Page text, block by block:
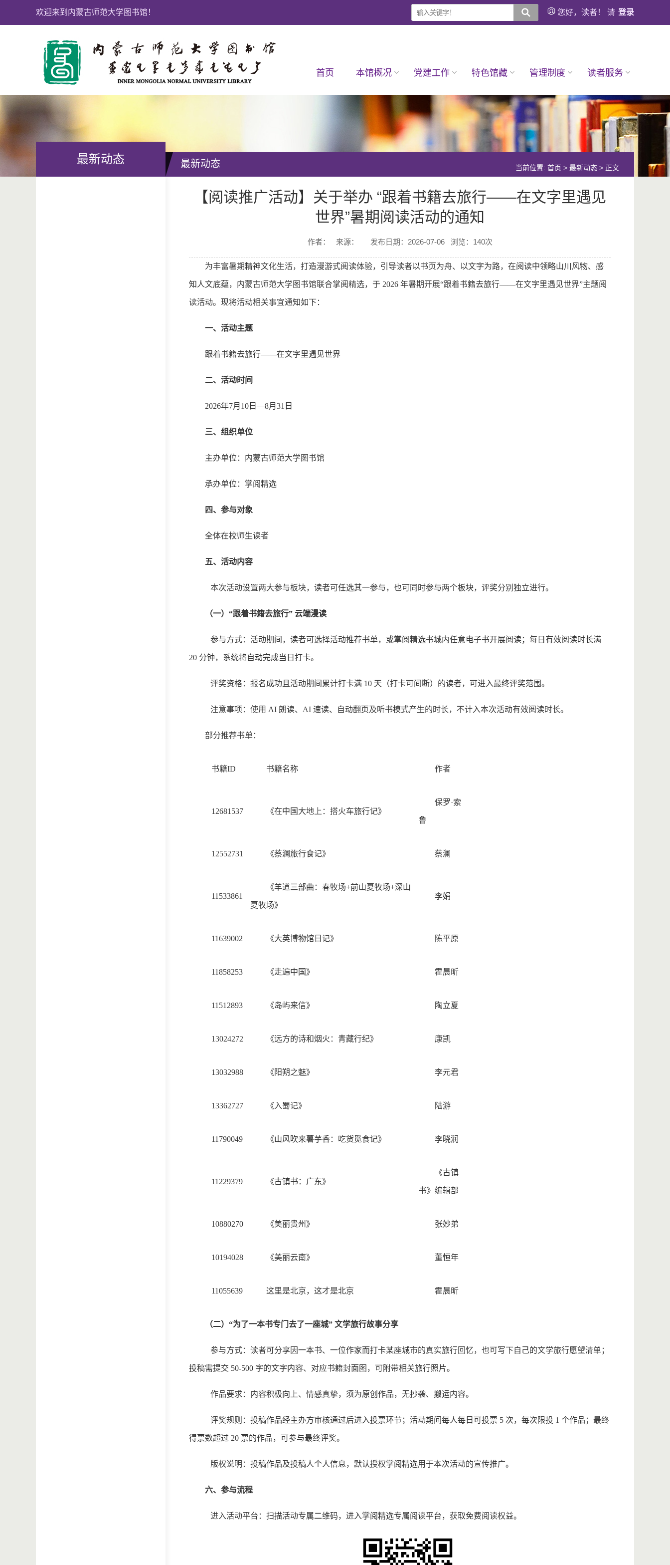
欢迎来到内蒙古师范大学图书馆！ 您好，读者！ 请 登录
首页 本馆概况 党建工作 特色馆藏 管理制度 读者服务
最新动态 最新动态 当前位置: 首页 > 最新动态 > 正文
【阅读推广活动】关于举办 “跟着书籍去旅行——在文字里遇见
世界”暑期阅读活动的通知
作者： 来源： 发布日期：2026-07-06 浏览： 140次
为丰富暑期精神文化生活，打造漫游式阅读体验，引导读者以书页为舟、以文字为路，在阅读中领略山川风物、感
知人文底蕴，内蒙古师范大学图书馆联合掌阅精选，于 2026 年暑期开展“跟着书籍去旅行——在文字里遇见世界”主题阅
读活动。现将活动相关事宜通知如下：
一、活动主题
跟着书籍去旅行——在文字里遇见世界
二、活动时间
2026年7月10日—8月31日
三、组织单位
主办单位：内蒙古师范大学图书馆
承办单位：掌阅精选
四、参与对象
全体在校师生读者
五、活动内容
本次活动设置两大参与板块，读者可任选其一参与，也可同时参与两个板块，评奖分别独立进行。
（一）“跟着书籍去旅行” 云端漫读
参与方式：活动期间，读者可选择活动推荐书单，或掌阅精选书城内任意电子书开展阅读；每日有效阅读时长满
20 分钟，系统将自动完成当日打卡。
评奖资格：报名成功且活动期间累计打卡满 10 天（打卡可间断）的读者，可进入最终评奖范围。
注意事项：使用 AI 朗读、AI 速读、自动翻页及听书模式产生的时长，不计入本次活动有效阅读时长。
部分推荐书单：
书籍ID 书籍名称 作者
12681537 《在中国大地上：搭火车旅行记》
保罗·索
鲁
12552731 《蔡澜旅行食记》 蔡澜
11533861
《羊道三部曲：春牧场+前山夏牧场+深山
夏牧场》
李娟
11639002 《大英博物馆日记》 陈平原
11858253 《走遍中国》 霍晨昕
11512893 《岛屿来信》 陶立夏
13024272 《远方的诗和烟火：青藏行纪》 康凯
13032988 《阳朔之魅》 李元君
13362727 《入蜀记》 陆游
11790049 《山风吹来薯芋香：吃货觅食记》 李晓润
11229379 《古镇书：广东》
《古镇
书》编辑部
10880270 《美丽贵州》 张妙弟
10194028 《美丽云南》 董恒年
11055639 这里是北京，这才是北京 霍晨昕
（二）“为了一本书专门去了一座城” 文学旅行故事分享
参与方式：读者可分享因一本书、一位作家而打卡某座城市的真实旅行回忆，也可写下自己的文学旅行愿望清单；
投稿需提交 50-500 字的文字内容、对应书籍封面图，可附带相关旅行照片。
作品要求：内容积极向上、情感真挚，须为原创作品，无抄袭、搬运内容。
评奖规则：投稿作品经主办方审核通过后进入投票环节；活动期间每人每日可投票 5 次，每次限投 1 个作品；最终
得票数超过 20 票的作品，可参与最终评奖。
版权说明：投稿作品及投稿人个人信息，默认授权掌阅精选用于本次活动的宣传推广。
六、参与流程
进入活动平台：扫描活动专属二维码，进入掌阅精选专属阅读平台，获取免费阅读权益。